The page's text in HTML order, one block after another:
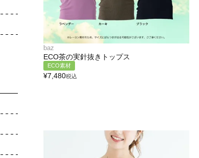
baz
ECO茶の実針抜きトップス
ECO素材
¥7,480税込